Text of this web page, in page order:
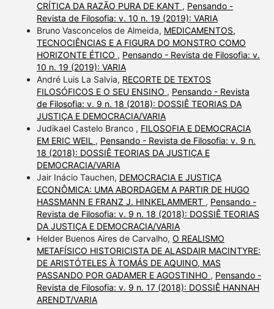
CRÍTICA DA RAZÃO PURA DE KANT , Pensando -
Revista de Filosofia: v. 10 n. 19 (2019): VARIA
Bruno Vasconcelos de Almeida, MEDICAMENTOS,
TECNOCIÊNCIAS E A FIGURA DO MONSTRO COMO
HORIZONTE ÉTICO , Pensando - Revista de Filosofia: v.
10 n. 19 (2019): VARIA
André Luis La Salvia, RECORTE DE TEXTOS
FILOSÓFICOS E O SEU ENSINO , Pensando - Revista
de Filosofia: v. 9 n. 18 (2018): DOSSIÊ TEORIAS DA
JUSTIÇA E DEMOCRACIA/VARIA
Judikael Castelo Branco , FILOSOFIA E DEMOCRACIA
EM ERIC WEIL , Pensando - Revista de Filosofia: v. 9 n.
18 (2018): DOSSIÊ TEORIAS DA JUSTIÇA E
DEMOCRACIA/VARIA
Jair Inácio Tauchen, DEMOCRACIA E JUSTIÇA
ECONÔMICA: UMA ABORDAGEM A PARTIR DE HUGO
HASSMANN E FRANZ J. HINKELAMMERT , Pensando -
Revista de Filosofia: v. 9 n. 18 (2018): DOSSIÊ TEORIAS
DA JUSTIÇA E DEMOCRACIA/VARIA
Helder Buenos Aires de Carvalho, O REALISMO
METAFÍSICO HISTORICISTA DE ALASDAIR MACINTYRE:
DE ARISTÓTELES À TOMÁS DE AQUINO, MAS
PASSANDO POR GADAMER E AGOSTINHO , Pensando -
Revista de Filosofia: v. 9 n. 17 (2018): DOSSIÊ HANNAH
ARENDT/VARIA